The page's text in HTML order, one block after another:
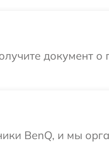
документ о
BenQ, и мы